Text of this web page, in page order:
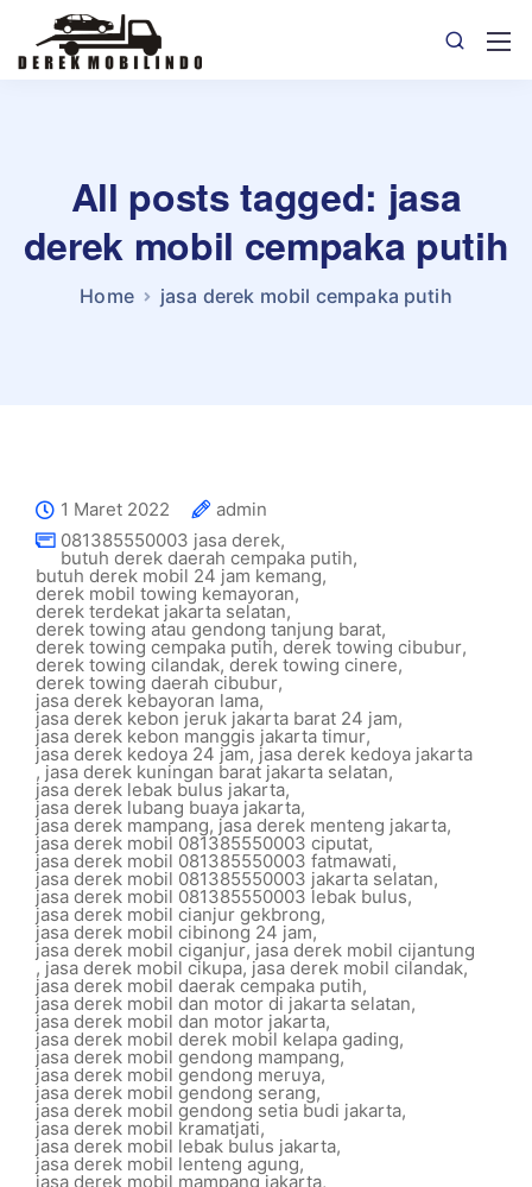
All posts tagged: jasa
derek mobil cempaka putih
Home jasa derek mobil cempaka putih
1 Maret 2022
admin
081385550003 jasa derek,
butuh derek daerah cempaka putih,
butuh derek mobil 24 jam kemang,
derek mobil towing kemayoran,
derek terdekat jakarta selatan,
derek towing atau gendong tanjung barat,
derek towing cempaka putih, derek towing cibubur,
derek towing cilandak, derek towing cinere,
derek towing daerah cibubur,
jasa derek kebayoran lama,
jasa derek kebon jeruk jakarta barat 24 jam,
jasa derek kebon manggis jakarta timur,
jasa derek kedoya 24 jam, jasa derek kedoya jakarta
, jasa derek kuningan barat jakarta selatan,
jasa derek lebak bulus jakarta,
jasa derek lubang buaya jakarta,
jasa derek mampang, jasa derek menteng jakarta,
jasa derek mobil 081385550003 ciputat,
jasa derek mobil 081385550003 fatmawati,
jasa derek mobil 081385550003 jakarta selatan,
jasa derek mobil 081385550003 lebak bulus,
jasa derek mobil cianjur gekbrong,
jasa derek mobil cibinong 24 jam,
jasa derek mobil ciganjur, jasa derek mobil cijantung
, jasa derek mobil cikupa, jasa derek mobil cilandak,
jasa derek mobil daerak cempaka putih,
jasa derek mobil dan motor di jakarta selatan,
jasa derek mobil dan motor jakarta,
jasa derek mobil derek mobil kelapa gading,
jasa derek mobil gendong mampang,
jasa derek mobil gendong meruya,
jasa derek mobil gendong serang,
jasa derek mobil gendong setia budi jakarta,
jasa derek mobil kramatjati,
jasa derek mobil lebak bulus jakarta,
jasa derek mobil lenteng agung,
jasa derek mobil mampang jakarta,